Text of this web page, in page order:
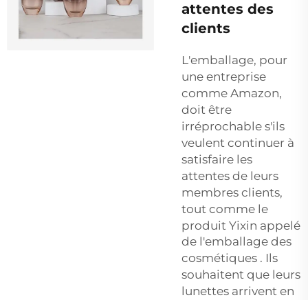
attentes des
clients
L'emballage, pour
une entreprise
comme Amazon,
doit être
irréprochable s'ils
veulent continuer à
satisfaire les
attentes de leurs
membres clients,
tout comme le
produit Yixin appelé
de l'emballage des
cosmétiques . Ils
souhaitent que leurs
lunettes arrivent en